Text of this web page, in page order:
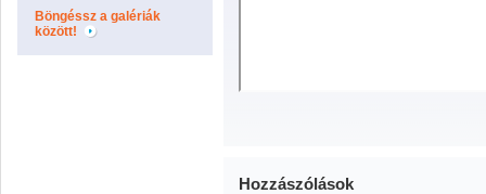
Böngéssz a galériák
között!
Hozzászólások